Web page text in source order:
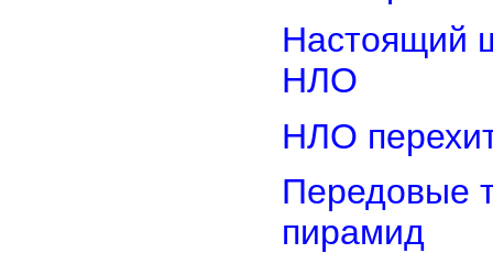
Настоящий
НЛО
НЛО
Передовые
пирамид